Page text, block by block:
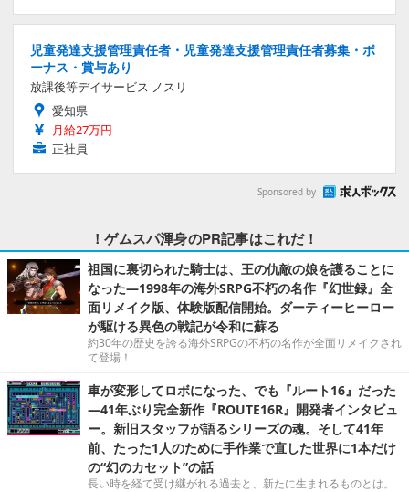
児童発達支援管理責任者・児童発達支援管理責任者募集・ボ
ーナス・賞与あり
放課後等デイサービス ノスリ
愛知県
月給27万円
正社員
Sponsored by
！ゲムスパ渾身のPR記事はこれだ！
祖国に裏切られた騎士は、王の仇敵の娘を護ることに
なった―1998年の海外SRPG不朽の名作『幻世録』全
面リメイク版、体験版配信開始。ダーティーヒーロー
が駆ける異色の戦記が令和に蘇る
約30年の歴史を誇る海外SRPGの不朽の名作が全面リメイクされ
て登場！
車が変形してロボになった、でも『ルート16』だった
―41年ぶり完全新作『ROUTE16R』開発者インタビュ
ー。新旧スタッフが語るシリーズの魂。そして41年
前、たった1人のために手作業で直した世界に1本だけ
の“幻のカセット”の話
長い時を経て受け継がれる過去と、新たに生まれるものとは。